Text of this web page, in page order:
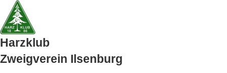
Zum
Inhalt
springen
Harzklub
Zweigverein Ilsenburg